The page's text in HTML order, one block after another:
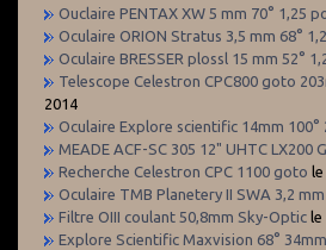
Ouclaire PENTAX XW 5 mm 70° 1,25
Oculaire ORION Stratus 3,5 mm 68°
Oculaire BRESSER plossl 15 mm 52°
Telescope Celestron CPC800 goto
2014
Oculaire Explore scientific 14mm 100°
MEADE ACF-SC 305 12" UHTC LX200
Recherche Celestron CPC 1100 goto
Oculaire TMB Planetery II SWA 3,2
Filtre OIII coulant 50,8mm Sky-Optic le
Explore Scientific Maxvision 68°